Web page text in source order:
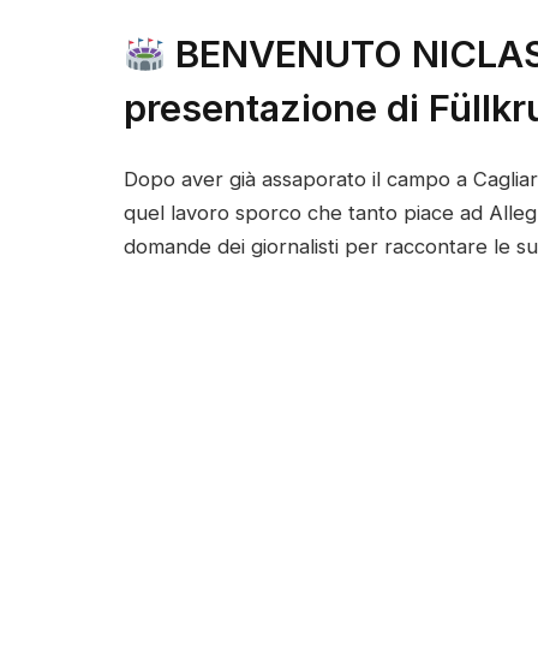
BENVENUTO
presentazione di
Dopo aver già assaporato il campo a
quel lavoro sporco che tanto piace ad
domande dei giornalisti per raccontare le